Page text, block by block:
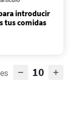
introducir
tus comidas
10